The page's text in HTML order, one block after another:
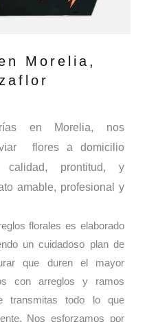
Morelia,
en Morelia, nos
flores a domicilio
calidad, prontitud, y
amable, profesional y
florales es elaborado
un cuidadoso plan de
que duren el mayor
con arreglos y ramos
transmitas todo lo que
Nos esforzamos por